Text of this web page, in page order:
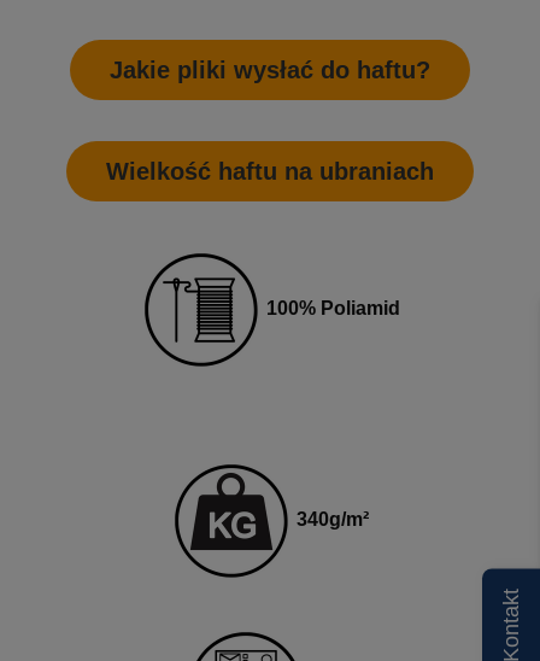
Jakie pliki wysłać do haftu?
Wielkość haftu na ubraniach
100% Poliamid
340g/m²
Kontakt